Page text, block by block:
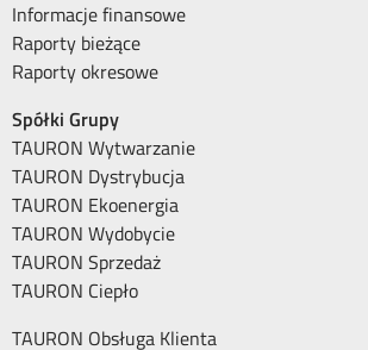
Informacje finansowe
Raporty bieżące
Raporty okresowe
Spółki Grupy
TAURON Wytwarzanie
TAURON Dystrybucja
TAURON Ekoenergia
TAURON Wydobycie
TAURON Sprzedaż
TAURON Ciepło
TAURON Obsługa Klienta